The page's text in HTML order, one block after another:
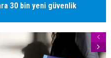
30 bin yeni güvenlik